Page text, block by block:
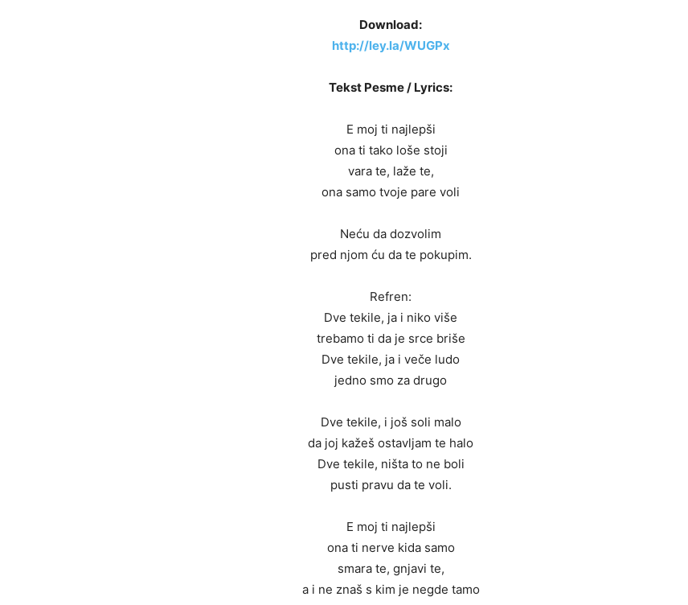
Download:
http://ley.la/WUGPx
Tekst Pesme / Lyrics:
E moj ti najlepši
ona ti tako loše stoji
vara te, laže te,
ona samo tvoje pare voli
Neću da dozvolim
pred njom ću da te pokupim.
Refren:
Dve tekile, ja i niko više
trebamo ti da je srce briše
Dve tekile, ja i veče ludo
jedno smo za drugo
Dve tekile, i još soli malo
da joj kažeš ostavljam te halo
Dve tekile, ništa to ne boli
pusti pravu da te voli.
E moj ti najlepši
ona ti nerve kida samo
smara te, gnjavi te,
a i ne znaš s kim je negde tamo